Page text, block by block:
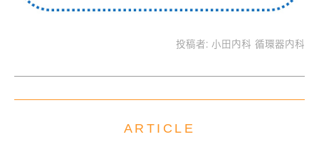
投稿者: 小田内科 循環器内科
ARTICLE